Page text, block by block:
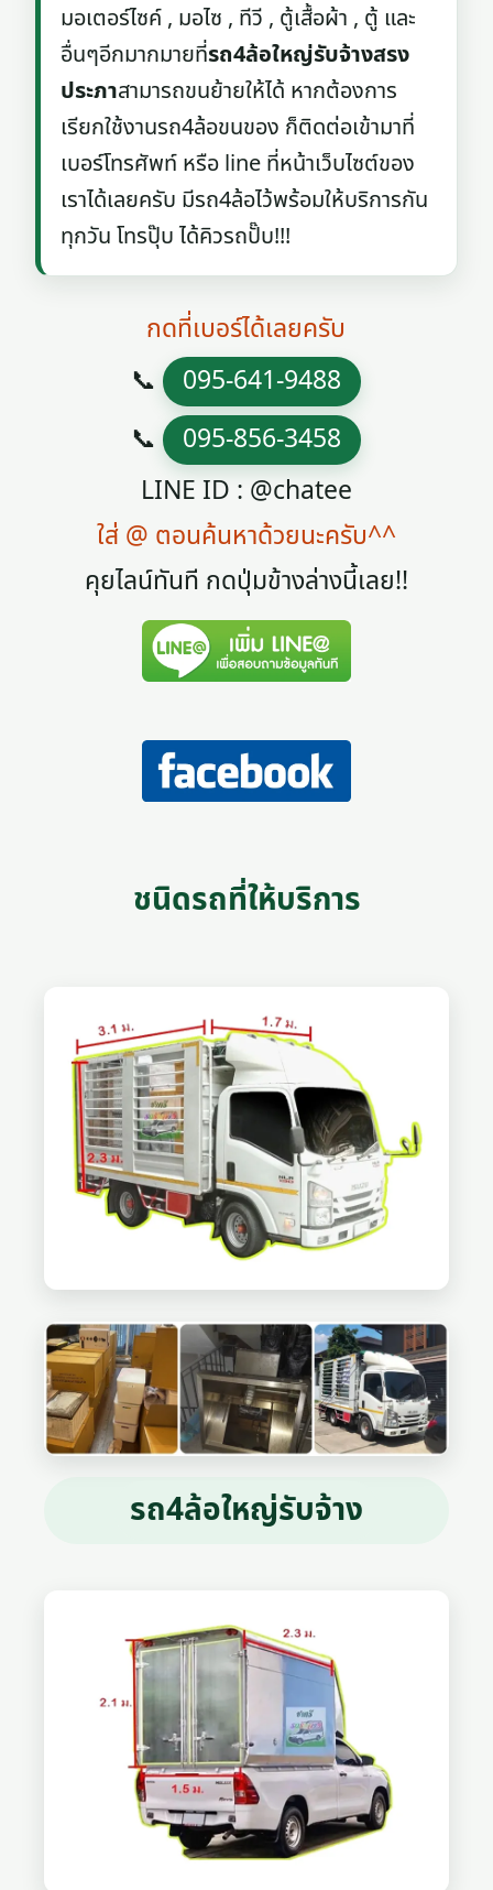
มอเตอร์ไซค์ , มอไซ , ทีวี , ตู้เสื้อผ้า , ตู้ และ
อื่นๆอีกมากมายที่รถ4ล้อใหญ่รับจ้างสรง
ประภาสามารถขนย้ายให้ได้ หากต้องการ
เรียกใช้งานรถ4ล้อขนของ ก็ติดต่อเข้ามาที่
เบอร์โทรศัพท์ หรือ line ที่หน้าเว็บไซต์ของ
เราได้เลยครับ มีรถ4ล้อไว้พร้อมให้บริการกัน
ทุกวัน โทรปุ๊บ ได้คิวรถปั๊บ!!!
กดที่เบอร์ได้เลยครับ
📞 095-641-9488
📞 095-856-3458
LINE ID : @chatee
ใส่ @ ตอนค้นหาด้วยนะครับ^^
คุยไลน์ทันที กดปุ่มข้างล่างนี้เลย!!
ชนิดรถที่ให้บริการ
รถ4ล้อใหญ่รับจ้าง